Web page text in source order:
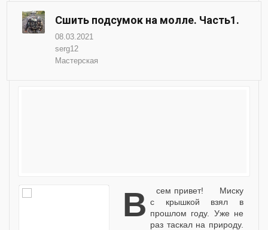
Сшить подсумок на молле. Часть1.
08.03.2021
serg12
Мастерская
Всем привет! Миску с крышкой взял в
прошлом году. Уже не
раз таскал на природу.